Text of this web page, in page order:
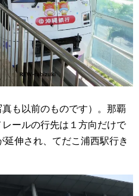
も以前のものです）。那覇
ールの行先は１方向だけで
伸され、てだこ浦西駅行き